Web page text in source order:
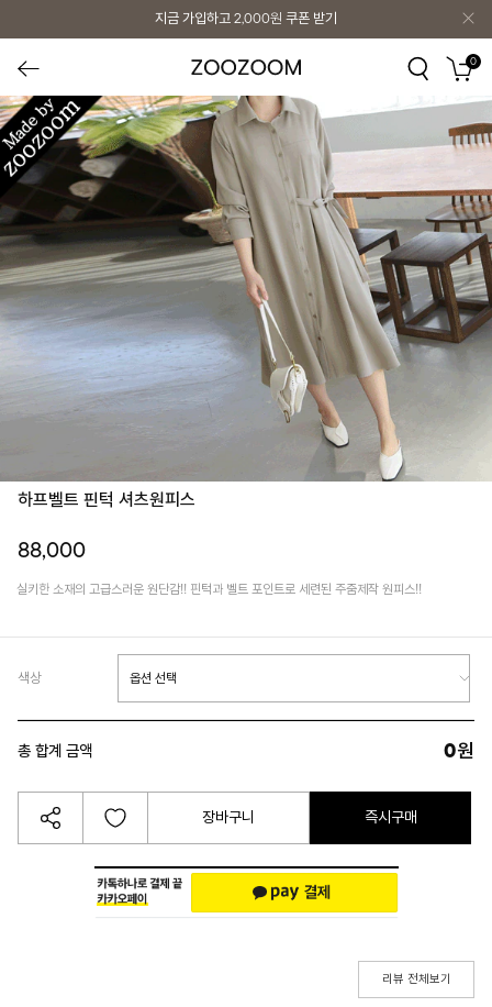
지금 가입하고 2,000원 쿠폰 받기
0
하프벨트 핀턱 셔츠원피스
88,000
실키한 소재의 고급스러운 원단감!! 핀턱과 벨트 포인트로 세련된 주줌제작 원피스!!
색상
총 합계 금액 0원
장바구니 즉시구매
리뷰 전체보기